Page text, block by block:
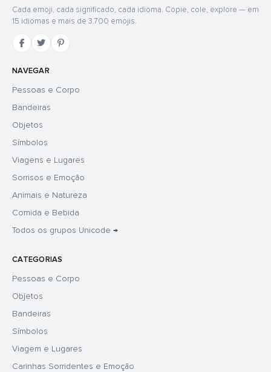
Cada emoji, cada significado, cada idioma. Copie, cole, explore — em
15 idiomas e mais de 3.700 emojis.
NAVEGAR
Pessoas e Corpo
Bandeiras
Objetos
Símbolos
Viagens e Lugares
Sorrisos e Emoção
Animais e Natureza
Comida e Bebida
Todos os grupos Unicode →
CATEGORIAS
Pessoas e Corpo
Objetos
Bandeiras
Símbolos
Viagem e Lugares
Carinhas Sorridentes e Emoção